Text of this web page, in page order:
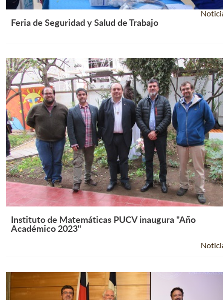
Feria de Seguridad y Salud de Trabajo
Leer Más +
Instituto de Matemáticas PUCV inaugura "Año
Académico 2023"